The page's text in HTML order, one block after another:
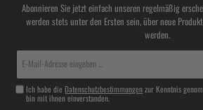
Abonnieren Sie jetzt einfach unseren regelmäßig
werden stets unter den Ersten sein, über neue
werden.
Ich habe die Datenschutzbestimmungenzur Kenntnis
bin mit ihnen einverstanden.